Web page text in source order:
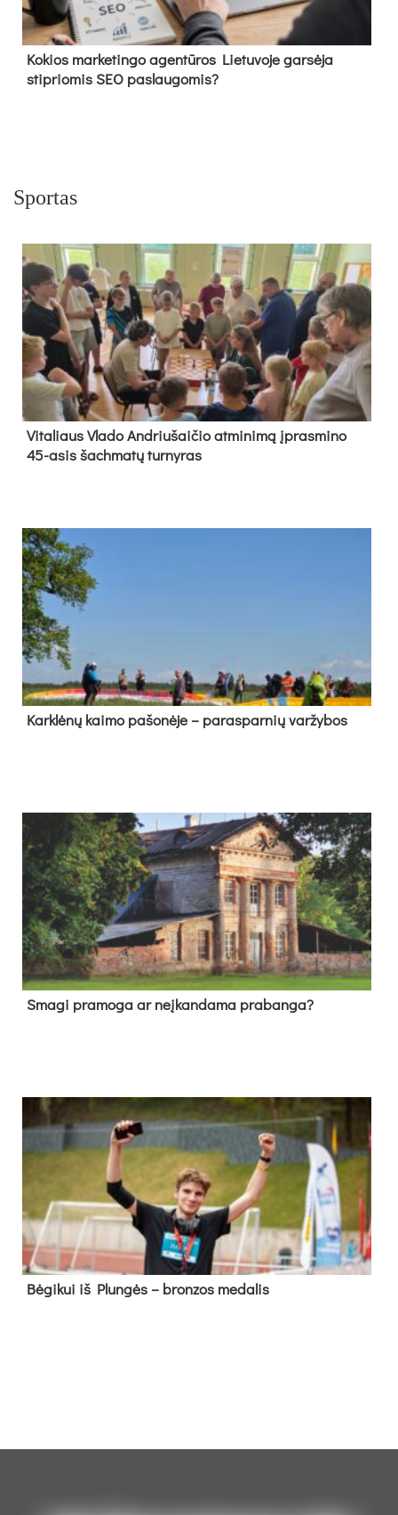
Kokios marketingo agentūros Lietuvoje garsėja
stipriomis SEO paslaugomis?
Sportas
Vi­ta­liaus Vla­do And­riu­šai­čio at­mi­ni­mą įpras­mi­no
45-asis šach­ma­tų tur­ny­ras
Kark­lė­nų kai­mo pa­šo­nė­je – pa­ras­par­nių var­žy­bos
Sma­gi pra­mo­ga ar neį­kan­da­ma pra­ban­ga?
Bė­gi­kui iš Plun­gės – bron­zos me­da­lis